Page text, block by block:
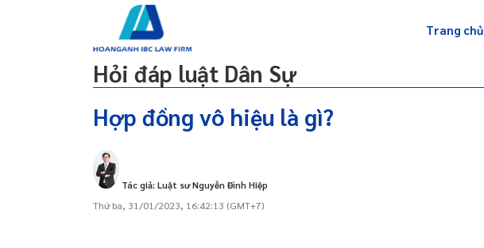
Trang chủ
Dự án đầu tư
Hỏi đáp luật Dân Sự
Hợp đồng vô hiệu là gì?
Tác giả: Luật sư Nguyễn Đình Hiệp
Thứ ba, 31/01/2023, 16:42:13 (GMT+7)
2.Nội dung
2.1.Các trường hợp hợp đồng bị coi là vô
hiệu
nghiệp tại Đà